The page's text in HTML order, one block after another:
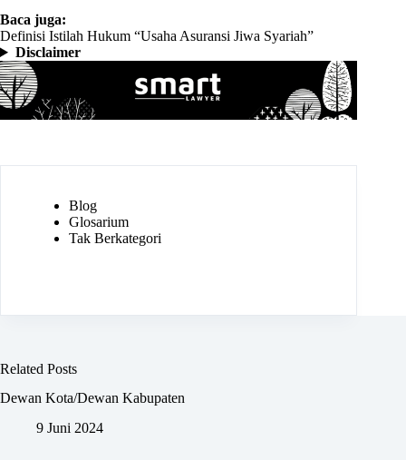
Baca juga:
Definisi Istilah Hukum “Usaha Asuransi Jiwa Syariah”
Disclaimer
Blog
Glosarium
Tak Berkategori
Related Posts
Dewan Kota/Dewan Kabupaten
9 Juni 2024